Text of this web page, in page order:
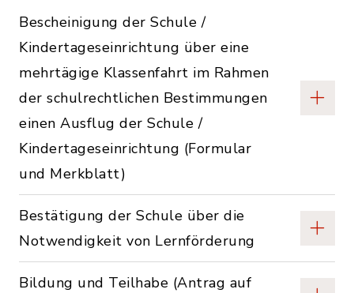
Bescheinigung der Schule /
Kindertageseinrichtung über eine
mehrtägige Klassenfahrt im Rahmen
der schulrechtlichen Bestimmungen
einen Ausflug der Schule /
Kindertageseinrichtung (Formular
und Merkblatt)
Bestätigung der Schule über die
Notwendigkeit von Lernförderung
Bildung und Teilhabe (Antrag auf